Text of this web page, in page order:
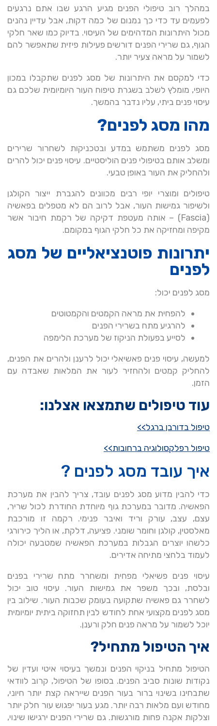
במהלך רוב טיפולי הפנים מגיע הרגע שבו אתם נרגעים
לפעמים עד כדי כך נמנום של כמה דקות, אבל עדיין נהנים
מכול היתרונות המדהימים של העיסוי. בדיוק כמו שאר חלקי
הגוף, גם שרירי הפנים דורשים פעילות פיזית שתאפשר להם
לשמור על מראה צעיר יותר.
כדי למקסם את היתרונות של מסג לפנים שתקבלו במכון
היופי, מומלץ לשלב בשגרת טיפוח העור היומיומית שלכם גם
עיסוי פנים ביתי, עליו נדבר בהמשך.
מהו מסג לפנים?
מסג לפנים משתמש במדע ובטכניקות לשחרור שרירים
ומשלב אותם בטיפולי פנים הוליסטיים. עיסוי פנים יכול להרים
ולהחליק את העור באופן טבעי.
טיפולים ומוצרי יופי רבים מכוונים להגברת ייצור הקולגן
ולשיפור גמישות העור, אבל לרוב הם לא מטפלים בפאשיה
(Fascia) – אותה מעטפת דקיקה של רקמת חיבור אשר
מקיפה ומחזיקה את כל חלקי הגוף במקומם.
יתרונות פוטנציאליים של מסג
לפנים
מסג לפנים יכול:
להפחית את מראה הקמטים והקמטוטים
להרגיע מתח בשרירי הפנים
לסייע בפעולת הניקוז של מערכת הלימפה
למעשה, עיסוי פנים פאשיאלי יכול לרענן ולהרים את הפנים,
להחליק קמטים ולהחזיר לעור את המלאות שאבדה עם
הזמן.
עוד טיפולים שתמצאו אצלנו:
טיפול בדורבן ברגל>>
טיפול רפלקסולוגיה ברחובות>>
איך עובד מסג לפנים ?
כדי להבין מדוע מסג לפנים עובד, צריך להבין את מערכת
הפאשיה. מדובר במערכת גוף מיוחדת החודרת לכול שריר,
עצם, עצב, עורק וריד ואיבר פנימי. רקמה זו מורכבת
מאלסטין, קולגן וחומר שומני. פציעה, דלקת, או הליך כירורגי
כלשהו יוצרים הגבלות במערכת הפאשיה שמטבעה יכולה
לעמוד בלחצי מתיחה אדירים.
עיסוי פנים פשיאלי מפחית ומשחרר מתח שרירי בפנים
ובלסת, ובכך משפר את גמישות העור. עיסוי טוב יכול
לשחרר גם פאשיה שתקועה בעומק שכבות העור. שילוב בין
מסג לפנים מקצועי אחת לחודש לבין תחזוקה ביתית יומיומית
יוכל לשמור על מראה פנים חלק ורענן.
איך הטיפול מתחיל?
הטיפול מתחיל בניקוי הפנים ונמשך בעיסוי איטי ועדין של
נקודות שונות סביב הפנים. בסופו של הטיפול, קרוב לוודאי
שתבחינו בשינוי ברור בעור הפנים שייראה קצת יותר חיוני,
מחודש ועם מלאות רבה יותר. מגע בעור יפגוש עור חלק יותר
וצלקות אקנה פחות מורגשות. גם שרירי הפנים ירגישו שינוי,